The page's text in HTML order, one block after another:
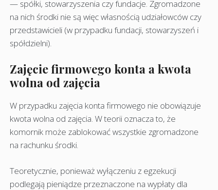
— spółki, stowarzyszenia czy fundacje. Zgromadzone
na nich środki nie są więc własnością udziałowców czy
przedstawicieli (w przypadku fundacji, stowarzyszeń i
spółdzielni).
Zajęcie firmowego konta a kwota
wolna od zajęcia
W przypadku zajęcia konta firmowego nie obowiązuje
kwota wolna od zajęcia. W teorii oznacza to, że
komornik może zablokować wszystkie zgromadzone
na rachunku środki.
Teoretycznie, ponieważ wyłączeniu z egzekucji
podlegają pieniądze przeznaczone na wypłaty dla